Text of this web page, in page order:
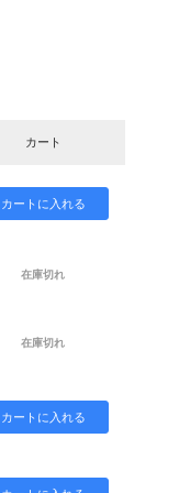
カート
在庫切れ
在庫切れ